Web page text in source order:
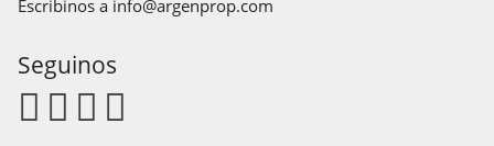
Escribinos a info@argenprop.com
Seguinos